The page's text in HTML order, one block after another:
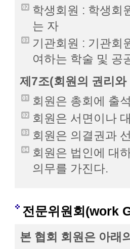
학생회원 : 학생회
는 자
기관회원 : 기관회
여하는 학술 및 공
제7조(회원의 권리와
회원은 총회에 출
회원은 서면이나
회원은 의결권과
회원은 법인에 대
의무를 가진다.
전문위원회(work
본 협회 회원은 아래